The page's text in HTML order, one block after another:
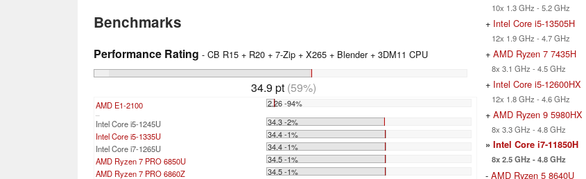
Benchmarks
Performance Rating - CB R15 + R20 + 7-Zip + X265 + Blender + 3DM11 CPU
34.9 pt(59%)
AMD E1-2100 2.26 -94%
Intel Core i5-1245U
34.3 -2%
Intel Core i5-1335U
34.4 -1%
Intel Core i7-1265U
34.4 -1%
AMD Ryzen 7 PRO 6850U
34.5 -1%
AMD Ryzen 7 PRO 6860Z
34.5 -1%
10x 1.3 GHz - 5.2 GHz
+ Intel Core i5-13505H
12x 1.9 GHz - 4.7 GHz
+ AMD Ryzen 7 7435H
8x 3.1 GHz - 4.5 GHz
+ Intel Core i5-12600HX
12x 1.8 GHz - 4.6 GHz
+ AMD Ryzen 9 5980HX
8x 3.3 GHz - 4.8 GHz
» Intel Core i7-11850H
8x 2.5 GHz - 4.8 GHz
- AMD Ryzen 5 8640U